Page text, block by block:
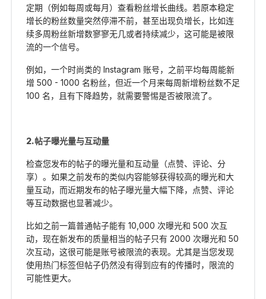
定期（例如每周或每月）查看粉丝增长曲线。若原本稳定
增长的粉丝数量突然停滞不前，甚至出现负增长，比如连
续多周粉丝新增数寥寥无几或者持续减少，这可能是被限
流的一个信号。
例如，一个时尚类的 Instagram 账号，之前平均每周能新
增 500 - 1000 名粉丝，但近一个月来每周新增粉丝数不足
100 名，且有下降趋势，就需要警惕是否被限流了。
2.帖子曝光量与互动量
检查您发布的帖子的曝光量和互动量（点赞、评论、分
享）。如果之前发布的类似内容能够获得较高的曝光和大
量互动，而近期发布的帖子曝光量大幅下降，点赞、评论
等互动数据也显著减少。
比如之前一篇普通帖子能有 10,000 次曝光和 500 次互
动，现在新发布的质量相当的帖子只有 2000 次曝光和 50
次互动，这很可能是账号被限流的表现。尤其是当您发现
使用热门标签但帖子仍然没有得到应有的传播时，限流的
可能性更大。